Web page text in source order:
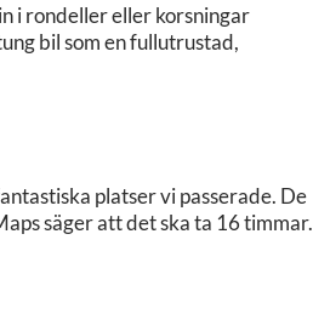
i rondeller eller korsningar
bil som en fullutrustad,
platser vi passerade. De
säger att det ska ta 16 timmar.